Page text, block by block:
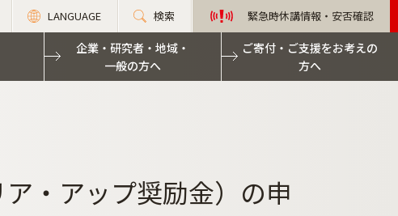
LANGUAGE 検索 緊急時休講情報・安否確認
企業・研究者・地域・
一般の方へ
ご寄付・ご支援をお考えの
方へ
・アップ奨励金）の申